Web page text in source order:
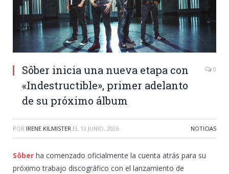
Sôber inicia una nueva etapa con
«Indestructible», primer adelanto
de su próximo álbum
0
POR IRENE KILMISTER EL 13 JUNIO, 2026 NOTICIAS
Sôber ha comenzado oficialmente la cuenta atrás para su
próximo trabajo discográfico con el lanzamiento de